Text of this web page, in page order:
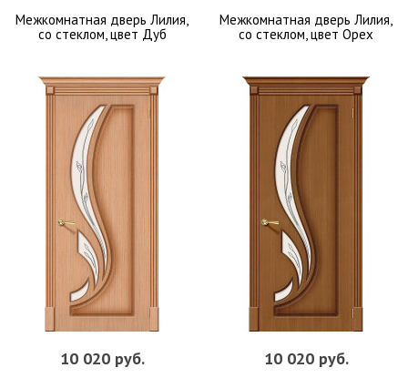
Межкомнатная дверь Лилия,
со стеклом, цвет Дуб
10 020 руб.
Межкомнатная дверь Лилия,
со стеклом, цвет Орех
10 020 руб.